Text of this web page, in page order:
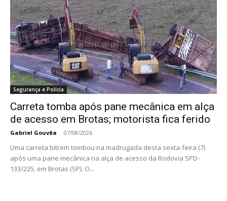
Segurança e Polícia
Carreta tomba após pane mecânica em alça
de acesso em Brotas; motorista fica ferido
Gabriel Gouvêa - 07/08/2026
Uma carreta bitrem tombou na madrugada desta sexta-feira (7)
após uma pane mecânica na alça de acesso da Rodovia SPD-
133/225, em Brotas (SP). O...